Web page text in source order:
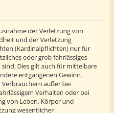
der Verletzung von
und der Verletzung
(Kardinalpflichten) nur für
oder grob fahrlässiges
Dies gilt auch für mittelbare
entgangenen Gewinn.
außer bei
Verhalten oder bei
von Leben, Körper und
wesentlicher